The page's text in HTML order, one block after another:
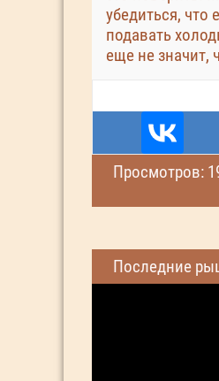
убедиться, что
подавать
еще не значит,
Просмотров:
Последние